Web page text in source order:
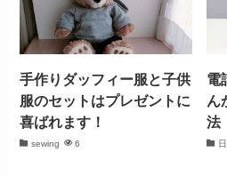
手作りダッフィー服と子供
服のセットはプレゼントに
喜ばれます！
sewing 6
電
ん
法